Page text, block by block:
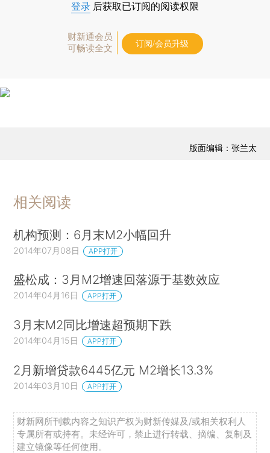
登录 后获取已订阅的阅读权限
财新通会员
可畅读全文
订阅/会员升级
版面编辑：张兰太
相关阅读
机构预测：6月末M2小幅回升
2014年07月08日 APP打开
盛松成：3月M2增速回落源于基数效应
2014年04月16日 APP打开
3月末M2同比增速超预期下跌
2014年04月15日 APP打开
2月新增贷款6445亿元 M2增长13.3%
2014年03月10日 APP打开
财新网所刊载内容之知识产权为财新传媒及/或相关权利人
专属所有或持有。未经许可，禁止进行转载、摘编、复制及
建立镜像等任何使用。